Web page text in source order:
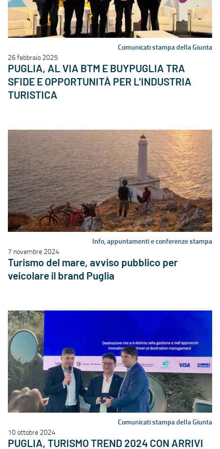
Comunicati stampa della Giunta
26 febbraio 2025
PUGLIA, AL VIA BTM E BUYPUGLIA TRA
SFIDE E OPPORTUNITÀ PER L’INDUSTRIA
TURISTICA
Info, appuntamenti e conferenze stampa
7 novembre 2024
Turismo del mare, avviso pubblico per
veicolare il brand Puglia
Comunicati stampa della Giunta
10 ottobre 2024
PUGLIA, TURISMO TREND 2024 CON ARRIVI